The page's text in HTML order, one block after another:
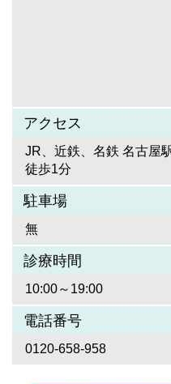
アクセス
JR、近鉄、名鉄 名古屋
徒歩1分
駐車場
無
診療時間
10:00～19:00
電話番号
0120-658-958